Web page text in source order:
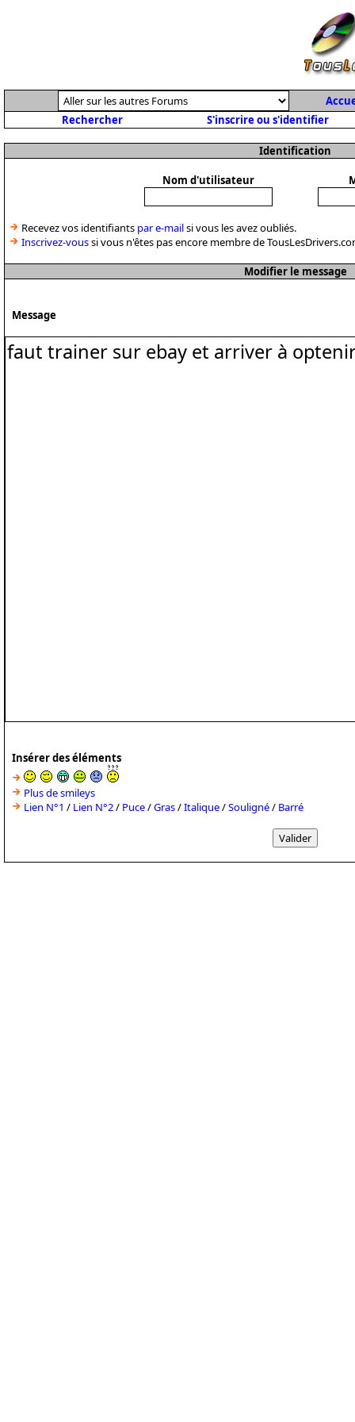
Rechercher
S'inscrire ou s'identifier
Identification
Nom d'utilisateur
Recevez vos identifiants par e-mailsi vous les avez oubliés.
Inscrivez-voussi vous n'êtes pas encore membre de
Modifier le message
Message
Insérer des éléments
Plus de smileys
Lien N°1 / Lien N°2/ Puce/Gras/Italique/Souligné/ Barré